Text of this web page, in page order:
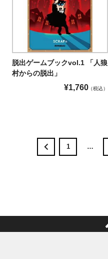
脱出ゲームブックvol.1 「人狼
村からの脱出」
¥1,760 税込
1 …